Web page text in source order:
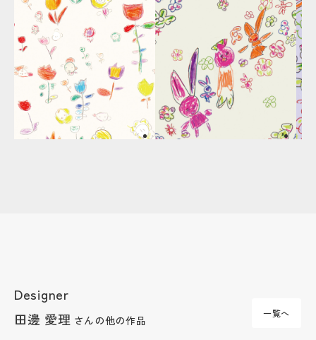
Designer
田邊 愛理 さんの他の作品
一覧へ